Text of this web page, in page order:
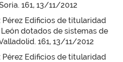
161, 13/11/2012
Pérez Edificios de titularidad
dotados de sistemas de
161, 13/11/2012
Pérez Edificios de titularidad